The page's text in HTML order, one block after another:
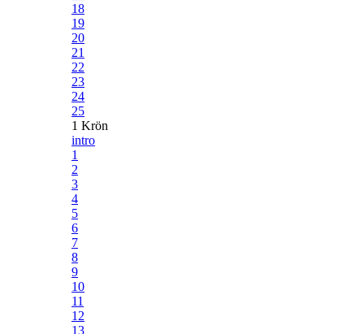
18
19
20
21
22
23
24
25
1 Krön
intro
1
2
3
4
5
6
7
8
9
10
11
12
13